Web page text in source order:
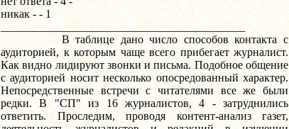
никак - - 1
___________________________________________
В таблице дано число способов контакта с
аудиторией, к которым чаще всего прибегает журналист.
Как видно лидируют звонки и письма. Подобное общение
с аудиторией носит несколько опосредованный характер.
Непосредственные встречи с читателями все же были
редки. В "СП" из 16 журналистов, 4 - затруднились
ответить. Проследим, проводя контент-анализ газет,